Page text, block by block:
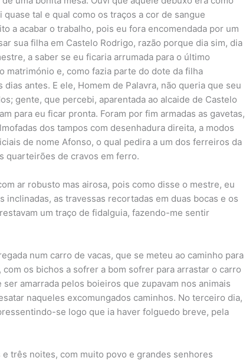
tal e qual como os traços a cor de sangue
a acabar o trabalho, pois eu fora encomendada por um
sua filha em Castelo Rodrigo, razão porque dia sim, dia
a saber se eu ficaria arrumada para o último
matrimónio e, como fazia parte do dote da filha
antes. E ele, Homem de Palavra, não queria que seu
gente, que percebi, aparentada ao alcaide de Castelo
para eu ficar pronta. Foram por fim armadas as gavetas,
dos tampos com desenhadura direita, a modos
de nome Afonso, o qual pedira a um dos ferreiros da
quarteirões de cravos em ferro.
ar robusto mas airosa, pois como disse o mestre, eu
as travessas recortadas em duas bocas e os
um traço de fidalguia, fazendo-me sentir
num carro de vacas, que se meteu ao caminho para
os bichos a sofrer a bom sofrer para arrastar o carro
amarrada pelos boieiros que zupavam nos animais
naqueles excomungados caminhos. No terceiro dia,
se logo que ia haver folguedo breve, pela
três noites, com muito povo e grandes senhores